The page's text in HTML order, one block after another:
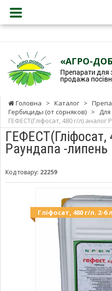
«АГРО-
Препарати для
продажа
Головна > Каталог >
Гербициды (от сорняков) >
ГЕФЕСТ(Гліфосат, 480 г/л)
ГЕФЕСТ(Гліфосат,
Раундапа -липень
Код товару: 22259
Гліфосат, 480 г/л. 2-6